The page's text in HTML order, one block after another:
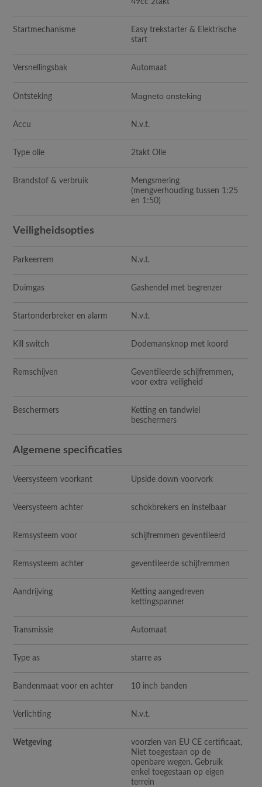
49cc 2takt
Startmechanisme
Easy trekstarter & Elektrische
start
Versnellingsbak Automaat
Ontsteking Magneto onsteking
Accu N.v.t.
Type olie 2takt Olie
Brandstof & verbruik
Mengsmering
(mengverhouding tussen 1:25
en 1:50)
Veiligheidsopties
Parkeerrem N.v.t.
Duimgas Gashendel met begrenzer
Startonderbreker en alarm N.v.t.
Kill switch Dodemansknop met koord
Remschijven
Geventileerde schijfremmen,
voor extra veiligheid
Beschermers
Ketting en tandwiel
beschermers
Algemene specificaties
Veersysteem voorkant Upside down voorvork
Veersysteem achter schokbrekers en instelbaar
Remsysteem voor schijfremmen geventileerd
Remsysteem achter geventileerde schijfremmen
Aandrijving
Ketting aangedreven
kettingspanner
Transmissie Automaat
Type as starre as
Bandenmaat voor en achter 10 inch banden
Verlichting N.v.t.
Wetgeving
voorzien van EU CE certificaat,
Niet toegestaan op de
openbare wegen. Gebruik
enkel toegestaan op eigen
terrein